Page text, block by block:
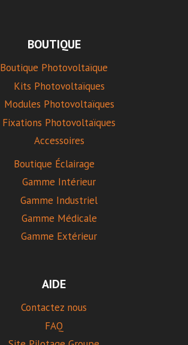
BOUTIQUE
Boutique Photovoltaïque
Kits Photovoltaïques
Modules Photovoltaïques
Fixations Photovoltaïques
Accessoires
Boutique Éclairage
Gamme Intérieur
Gamme Industriel
Gamme Médicale
Gamme Extérieur
AIDE
Contactez nous
FAQ